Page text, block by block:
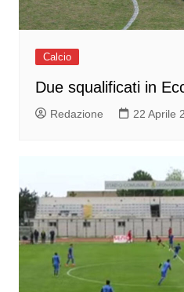
Calcio
Due squalificati in
Redazione 22 Aprile